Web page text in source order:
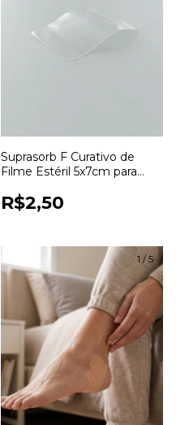
Suprasorb F Curativo de
Filme Estéril 5x7cm para
R$2,50
1 /5